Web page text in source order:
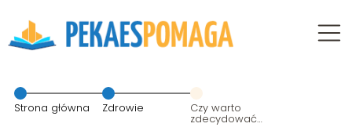
Strona główna Zdrowie Czy warto
zdecydować